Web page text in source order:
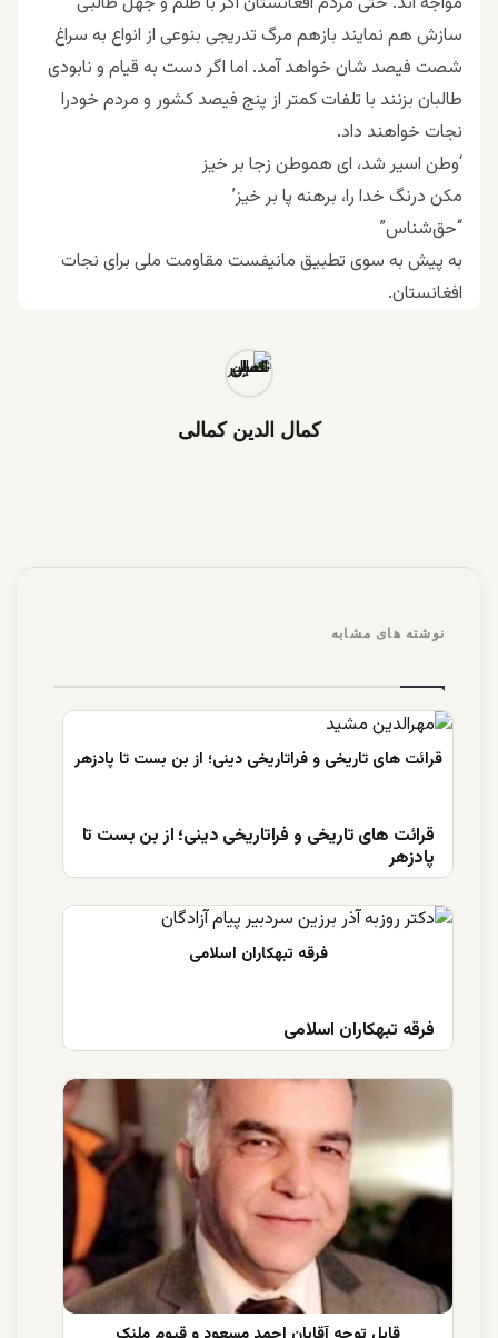
سازش هم نمایند بازهم مرگ تدریجی بنوعی از انواع به سراغ
شصت فیصد شان خواهد آمد. اما اگر دست به قیام و نابودی
طالبان بزنند با تلفات کمتر از پنج فیصد کشور و مردم خودرا
نجات خواهند داد.
‘وطن اسیر شد، ای هموطن زجا بر خیز
مکن درنگ خدا را، برهنه پا بر خیز’
“حق‌شناس”
به پیش به سوی تطبیق مانیفست مقاومت ملی برای نجات
افغانستان.
کمال الدین کمالی
نوشته های مشابه
قرائت های تاریخی و فراتاریخی دینی؛ از بن بست تا
پادزهر
فرقه تبهکاران اسلامی